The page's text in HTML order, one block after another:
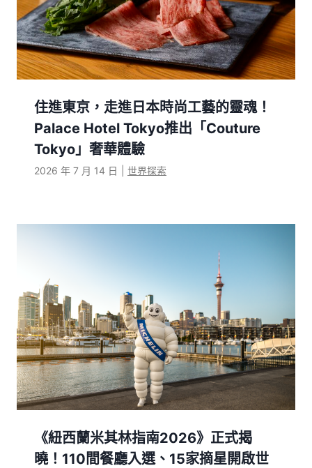
住進東京，走進日本時尚工藝的靈魂！
Palace Hotel Tokyo推出「Couture
Tokyo」奢華體驗
2026 年 7 月 14 日 世界探索
《紐西蘭米其林指南2026》正式揭
曉！110間餐廳入選、15家摘星開啟世